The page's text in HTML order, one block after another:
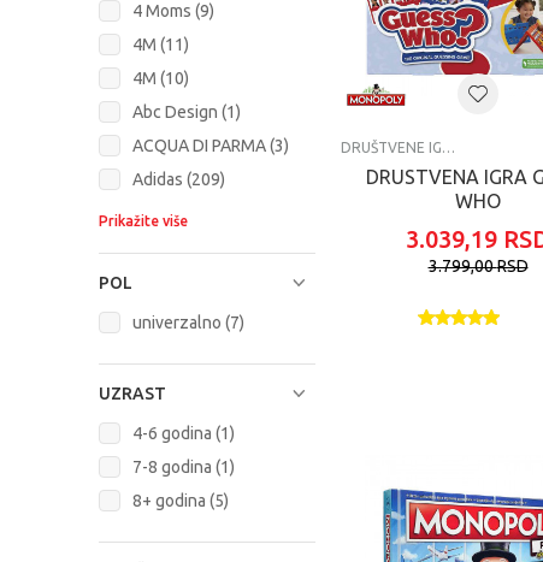
4 Moms (9)
4M (11)
4M (10)
Abc Design (1)
ACQUA DI PARMA (3)
Adidas (209)
Prikažite više
POL
univerzalno (7)
UZRAST
4-6 godina (1)
7-8 godina (1)
8+ godina (5)
DRUŠTVENE IGRE
DRUSTVENA IGRA
WHO
3.039,19
3.799,00RSD